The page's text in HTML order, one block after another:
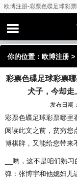
欧博注册-彩票色碟足球彩
走上父母老路，成为诀别东
你的位置： 欧博注册 >
张博宇是张丰毅吕丽
彩票色碟足球彩票
犬子，今却
发布日期
彩票色碟足球彩票哪里
阅读此文之前，贫穷您
博棋牌，又能给您带来
__哟，这不是咱们熟
弹：张博宇和他媳妇儿